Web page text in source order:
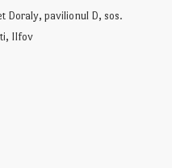
Doraly, pavilionul D, sos.
Ilfov